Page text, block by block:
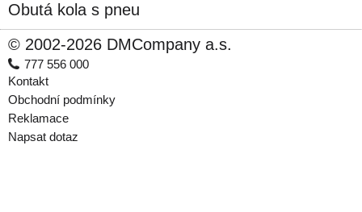
Obutá kola s pneu
© 2002-2026 DMCompany a.s.
777 556 000
Kontakt
Obchodní podmínky
Reklamace
Napsat dotaz